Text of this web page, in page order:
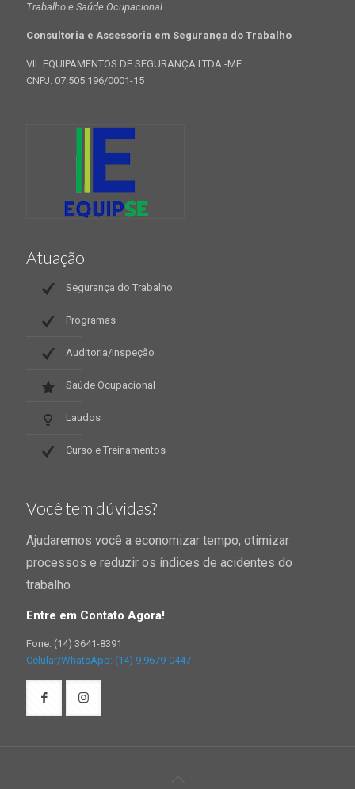
Trabalho e Saúde Ocupacional.
Consultoria e Assessoria em Segurança do Trabalho
VIL EQUIPAMENTOS DE SEGURANÇA LTDA -ME
CNPJ: 07.505.196/0001-15
Atuação
Segurança do Trabalho
Programas
Auditoria/Inspeção
Saúde Ocupacional
Laudos
Curso e Treinamentos
Você tem dúvidas?
Ajudaremos você a economizar tempo, otimizar
processos e reduzir os índices de acidentes do
trabalho
Entre em Contato Agora!
Fone: (14) 3641-8391
Celular/WhatsApp: (14) 9.9679-0447